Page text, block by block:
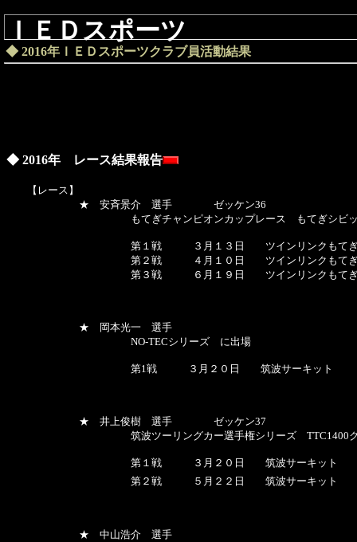
ＩＥＤスポーツ
◆ 2016年ＩＥＤスポーツクラブ員活動結果
◆ 2016年 レース結果報告
【レース】
★ 安斉景介 選手 ゼッケン36
もてぎチャンピオンカップレース もてぎシビッ
第１戦 ３月１３日 ツインリンクもて
第２戦 ４月１０日 ツインリンクも
第３戦 ６月１９日 ツインリンクも
★ 岡本光一 選手
NO-TECシリーズ に出場
第1戦 ３月２０日 筑波サーキット
★ 井上俊樹 選手 ゼッケン37
筑波ツーリングカー選手権シリーズ TTC1400ク
第１戦 ３月２０日 筑波サーキッ
第２戦 ５月２２日 筑波サーキ
★ 中山浩介 選手